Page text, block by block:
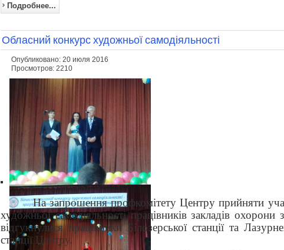
Подробнее...
Обласний конкурс художньої самодіяльності
Опубликовано: 20 июля 2016
Просмотров: 2210
На запрошення профкомітету Центру прийняти
художньої самодіяльності працівників закладів охорони
відгукнулися працівники Білозерської станції та
станції Центру.